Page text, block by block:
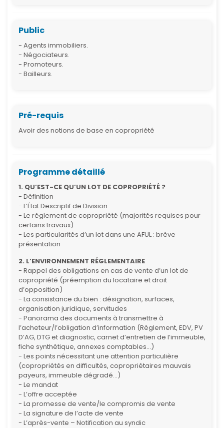
Public
- Agents immobiliers.
- Négociateurs.
- Promoteurs.
- Bailleurs.
Pré-requis
Avoir des notions de base en copropriété
Programme détaillé
1. QU’EST-CE QU’UN LOT DE COPROPRIÉTÉ ?
- Définition
- L’État Descriptif de Division
- Le règlement de copropriété (majorités requises pour
certains travaux)
- Les particularités d’un lot dans une AFUL : brève
présentation
2. L’ENVIRONNEMENT RÉGLEMENTAIRE
- Rappel des obligations en cas de vente d’un lot de
copropriété (préemption du locataire et droit
d’opposition)
- La consistance du bien : désignation, surfaces,
organisation juridique, servitudes
- Panorama des documents à transmettre à
l’acheteur/l’obligation d’information (Règlement, EDV, PV
D’AG, DTG et diagnostic, carnet d’entretien de l’immeuble,
fiche synthétique, annexes comptables…)
- Les points nécessitant une attention particulière
(copropriétés en difficultés, copropriétaires mauvais
payeurs, immeuble dégradé…)
- Le mandat
- L’offre acceptée
- La promesse de vente/le compromis de vente
- La signature de l’acte de vente
- L’après-vente – Notification au syndic